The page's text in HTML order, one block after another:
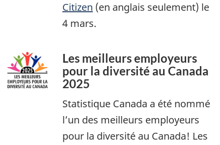
Citizen (en anglais seulement) le
4 mars.
Les meilleurs employeurs
pour la diversité au Canada
2025
Statistique Canada a été nommé
l’un des meilleurs employeurs
pour la diversité au Canada! Les